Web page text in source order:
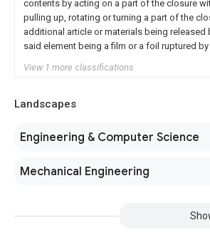
contents by acting on a part of the closure
pulling up, rotating or turning a part of the
additional article or materials being
said element being a film or a foil ruptured
View 1 more classifications
Landscapes
Engineering & Computer Science
Mechanical Engineering